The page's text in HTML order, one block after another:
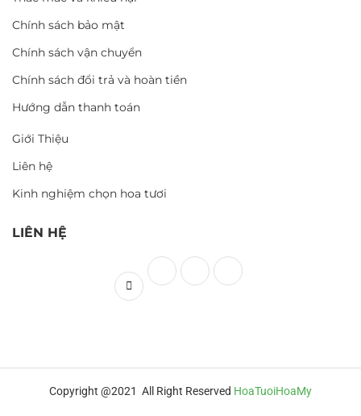
Chính sách bảo mật
Chính sách vận chuyển
Chính sách đổi trả và hoàn tiền
Hướng dẫn thanh toán
Giới Thiệu
Liên hệ
Kinh nghiệm chọn hoa tươi
LIÊN HỆ
Copyright @2021 All Right Reserved HoaTuoiHoaMy